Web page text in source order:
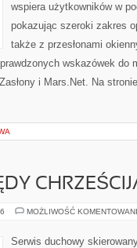
wspiera użytkowników w
pokazując szeroki zakres
także z przesłonami
wskazówek do
i Mars.Net. Na
MOŻLIWOŚĆ
Serwis duchowy